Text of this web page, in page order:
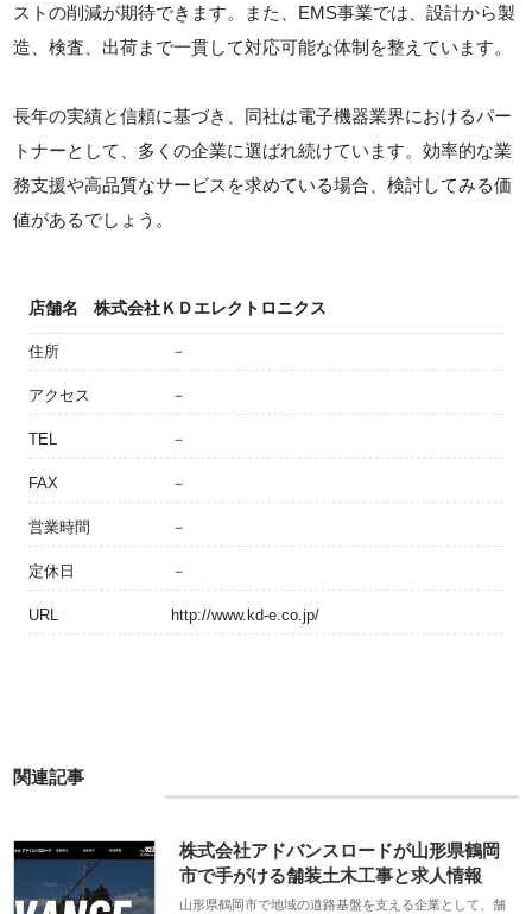
ストの削減が期待できます。また、EMS事業では、設計から製
造、検査、出荷まで一貫して対応可能な体制を整えています。
長年の実績と信頼に基づき、同社は電子機器業界におけるパー
トナーとして、多くの企業に選ばれ続けています。効率的な業
務支援や高品質なサービスを求めている場合、検討してみる価
値があるでしょう。
店舗名 株式会社ＫＤエレクトロニクス
住所 －
アクセス －
TEL －
FAX －
営業時間 －
定休日 －
URL http://www.kd-e.co.jp/
関連記事
株式会社アドバンスロードが山形県鶴岡
市で手がける舗装土木工事と求人情報
山形県鶴岡市で地域の道路基盤を支える企業として、舗